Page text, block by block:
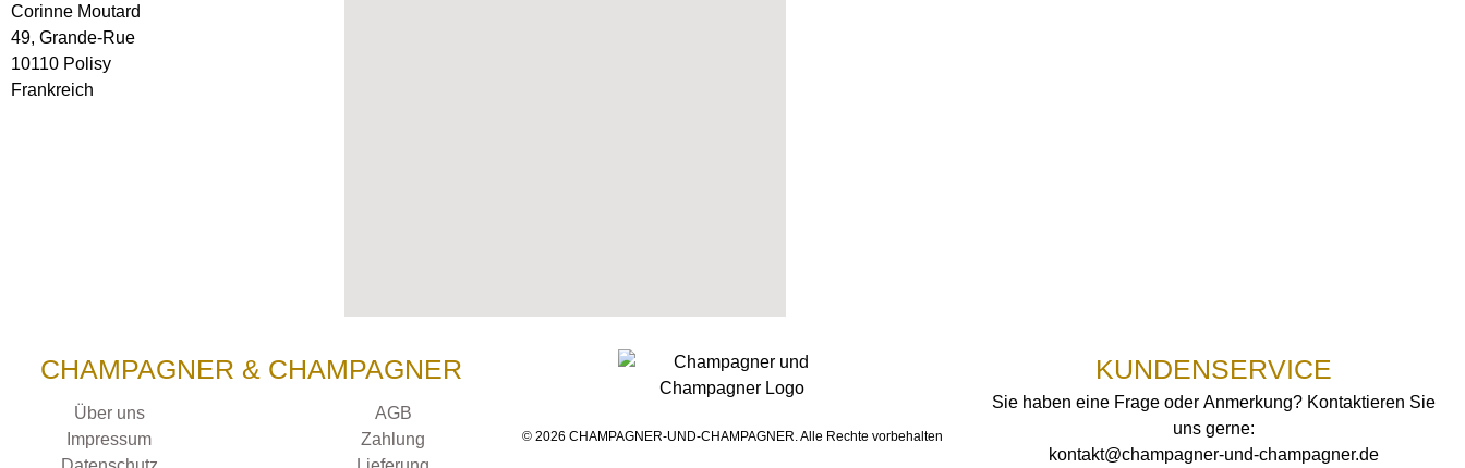
Corinne Moutard
49, Grande-Rue
10110 Polisy
Frankreich
CHAMPAGNER & CHAMPAGNER
Über uns
Impressum
AGB
Zahlung
© 2026 CHAMPAGNER-UND-CHAMPAGNER. Alle Rechte vorbehalten
KUNDENSERVICE
Sie haben eine Frage oder Anmerkung? Kontaktieren Sie
uns gerne:
kontakt@champagner-und-champagner.de